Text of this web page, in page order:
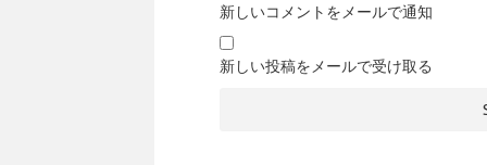
新しいコメントをメールで通知
新しい投稿をメールで受け取る